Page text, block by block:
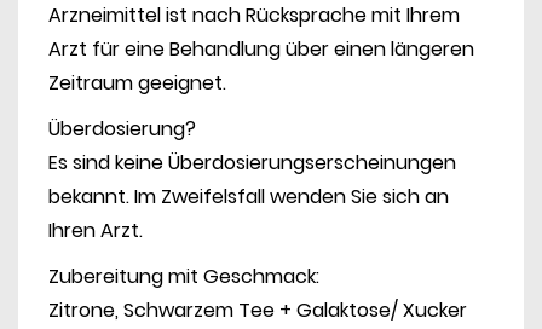
Arzneimittel ist nach Rücksprache mit Ihrem
Arzt für eine Behandlung über einen längeren
Zeitraum geeignet.
Überdosierung?
Es sind keine Überdosierungserscheinungen
bekannt. Im Zweifelsfall wenden Sie sich an
Ihren Arzt.
Zubereitung mit Geschmack:
Zitrone, Schwarzem Tee + Galaktose/ Xucker